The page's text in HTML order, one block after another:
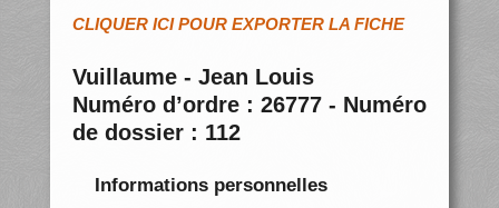
CLIQUER ICI POUR EXPORTER LA FICHE
Vuillaume - Jean Louis
Numéro d’ordre : 26777 - Numéro
de dossier : 112
Informations personnelles